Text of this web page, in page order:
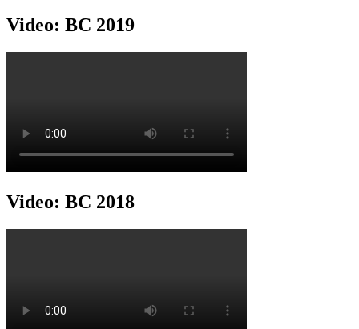
Video: BC 2019
Video: BC 2018